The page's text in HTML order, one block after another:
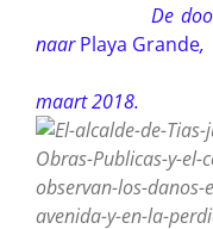
De door de
naarPlaya Grande,
de foto is
maart 2018.